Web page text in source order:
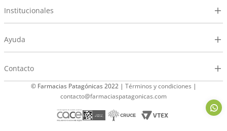
Institucionales
Ayuda
Contacto
© Farmacias Patagónicas 2022 | Términos y condiciones |
contacto@farmaciaspatagonicas.com